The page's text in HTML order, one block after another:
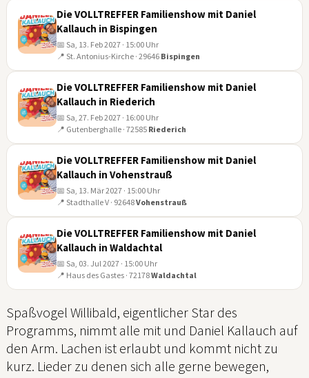
FEB
Die VOLLTREFFER Familienshow mit Daniel
Kallauch in Bispingen
📅 Sa, 13. Feb 2027 · 15:00 Uhr
📍 St. Antonius-Kirche · 29646 Bispingen
FEB
Die VOLLTREFFER Familienshow mit Daniel
Kallauch in Riederich
📅 Sa, 27. Feb 2027 · 16:00 Uhr
📍 Gutenberghalle · 72585 Riederich
MÄR
Die VOLLTREFFER Familienshow mit Daniel
Kallauch in Vohenstrauß
📅 Sa, 13. Mär 2027 · 15:00 Uhr
📍 Stadthalle V · 92648Vohenstrauß
JUL
Die VOLLTREFFER Familienshow mit Daniel
Kallauch in Waldachtal
📅 Sa, 03. Jul 2027 · 15:00 Uhr
📍 Haus des Gastes · 72178Waldachtal
Spaßvogel Willibald, eigentlicher Star des
Programms, nimmt alle mit und Daniel Kallauch auf
den Arm. Lachen ist erlaubt und kommt nicht zu
kurz. Lieder zu denen sich alle gerne bewegen,